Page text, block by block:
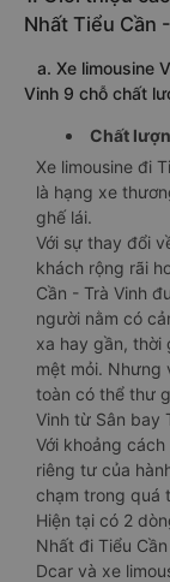
Nhất Tiểu Cần
a. Xe limousine
Vinh 9 chỗ chất
Chất
Xe limousine đi
là hạng xe
ghế lái.
Với sự thay đổi
khách rộng rãi
Cần - Trà Vinh
người nằm có
xa hay gần, thời
mệt mỏi. Nhưng
toàn có thể thư
Vinh từ Sân bay
Với khoảng
riêng tư của
chạm trong quá
Hiện tại có 2
Nhất đi Tiểu
Dcar và xe